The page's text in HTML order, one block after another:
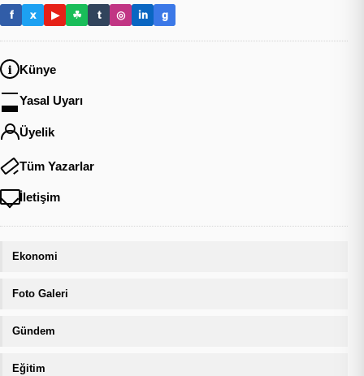
f x ▶ ☘ t ◎ in g
Künye
Yasal Uyarı
Üyelik
Tüm Yazarlar
İletişim
Ekonomi
Foto Galeri
Gündem
Eğitim